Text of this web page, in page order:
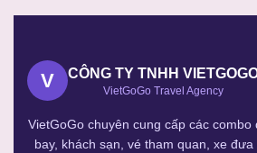
V CÔNG TY TNHH
VietGoGo Travel Agency
VietGoGo chuyên cung cấp các
bay, khách sạn, vé tham quan, xe